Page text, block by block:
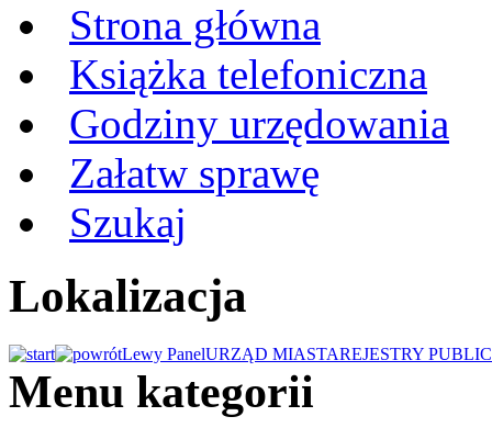
Strona główna
Książka telefoniczna
Godziny urzędowania
Załatw sprawę
Szukaj
Lokalizacja
Lewy PanelURZĄD MIASTAREJESTRY
Menu kategorii